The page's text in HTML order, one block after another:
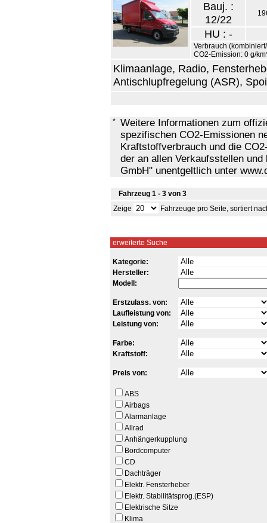
Bauj. :
12/22
HU : -
Verbrauch
CO2-Emission: 0 g/
Klimaanlage, Radio,
Antischlupfregelung (ASR),
* Weitere Informationen zum
spezifischen CO2-Emissionen
Kraftstoffverbrauch und die
der an allen Verkaufsstellen
GmbH" unentgeltlich unter
Fahrzeug 1 - 3 von 3
Zeige
Fahrzeuge pro Seite, sortiert
erweiterte Suche
Kategorie:
Hersteller:
Modell:
Erstzulass. von:
Laufleistung von:
Leistung von:
Farbe:
Kraftstoff:
Preis von:
ABS
Airbags
Alarmanlage
Allrad
Anhängerkupplung
Bordcomputer
CD
Dachträger
Elektr. Fensterheber
Elektr. Stabilitätsprog.(ESP)
Elektrische Sitze
Klima